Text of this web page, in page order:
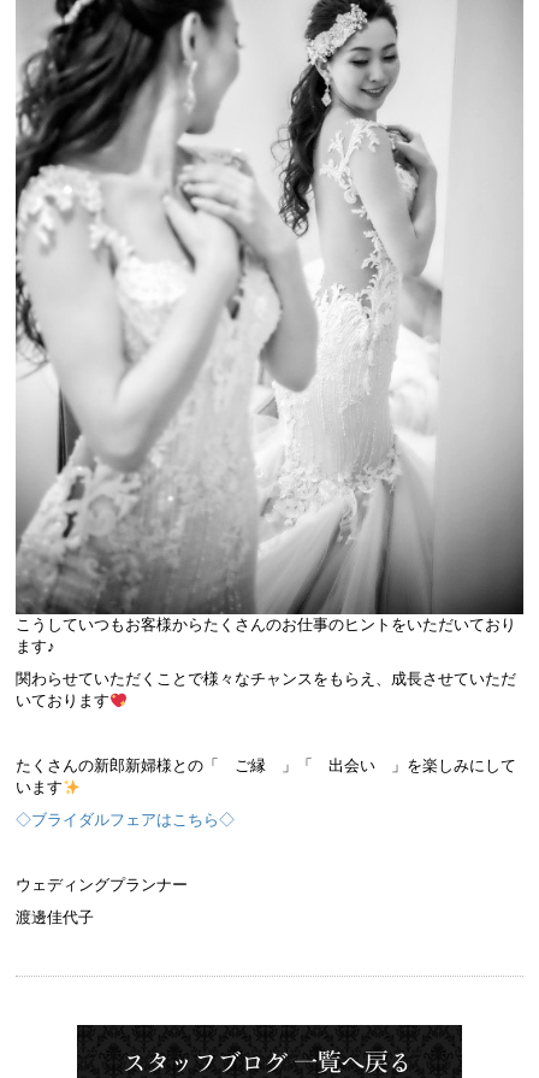
こうしていつもお客様からたくさんのお仕事のヒントをいただいており
ます♪
関わらせていただくことで様々なチャンスをもらえ、成長させていただ
いております
たくさんの新郎新婦様との「 ご縁 」「 出会い 」を楽しみにして
います
◇ブライダルフェアはこちら◇
ウェディングプランナー
渡邊佳代子